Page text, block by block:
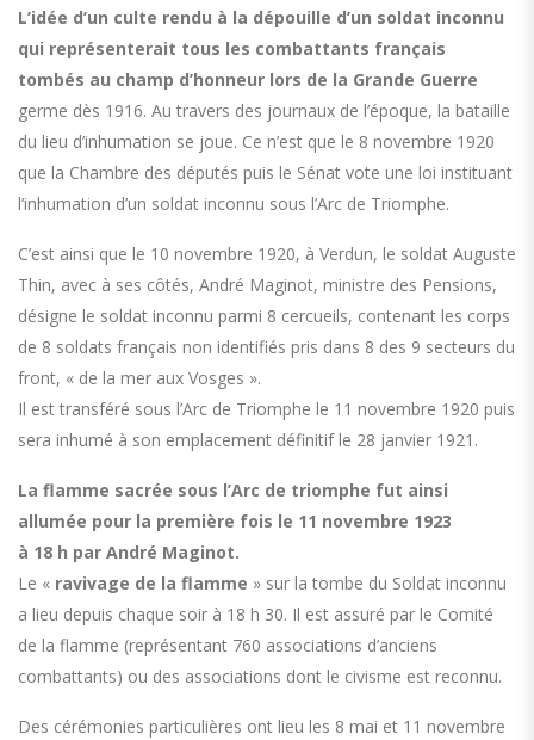
L’idée d’un culte rendu à la dépouille d’un soldat inconnu
qui représenterait tous les combattants français
tombés au champ d’honneur lors de la Grande Guerre
germe dès 1916. Au travers des journaux de l’époque, la bataille
du lieu d’inhumation se joue. Ce n’est que le 8 novembre 1920
que la Chambre des députés puis le Sénat vote une loi instituant
l’inhumation d’un soldat inconnu sous l’Arc de Triomphe.
C’est ainsi que le 10 novembre 1920, à Verdun, le soldat Auguste
Thin, avec à ses côtés, André Maginot, ministre des Pensions,
désigne le soldat inconnu parmi 8 cercueils, contenant les corps
de 8 soldats français non identifiés pris dans 8 des 9 secteurs du
front, « de la mer aux Vosges ».
Il est transféré sous l’Arc de Triomphe le 11 novembre 1920 puis
sera inhumé à son emplacement définitif le 28 janvier 1921.
La flamme sacrée sous l’Arc de triomphe fut ainsi
allumée pour la première fois le 11 novembre 1923
à 18 h par André Maginot.
Le « ravivage de la flamme » sur la tombe du Soldat inconnu
a lieu depuis chaque soir à 18 h 30. Il est assuré par le Comité
de la flamme (représentant 760 associations d’anciens
combattants) ou des associations dont le civisme est reconnu.
Des cérémonies particulières ont lieu les 8 mai et 11 novembre